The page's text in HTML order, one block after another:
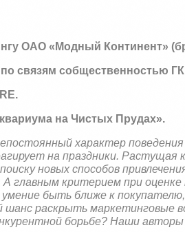
ОАО «Модный Континент»
связям собщественностью
.
на Чистых Прудах».
характер
на праздники. Растущая
новых способов
А главным критерием при
быть ближе к
шанс раскрыть маркетинговые
борьбе? Наши